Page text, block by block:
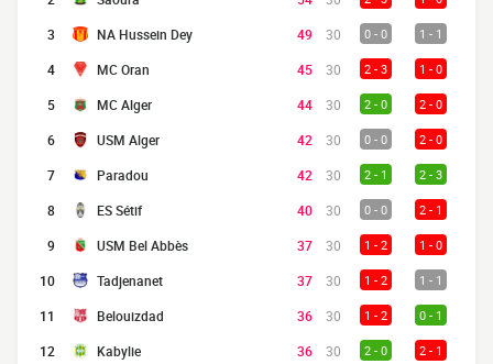
3 NA Hussein Dey 49 30 0 - 0 1 - 1
4 MC Oran 45 30 2 - 3 1 - 0
5 MC Alger 44 30 2 - 0 2 - 0
6 USM Alger 42 30 0 - 0 2 - 0
7 Paradou 42 30 2 - 1 2 - 3
8 ES Sétif 40 30 0 - 0 2 - 1
9 USM Bel Abbès 37 30 1 - 2 1 - 0
10 Tadjenanet 37 30 1 - 2 1 - 1
11 Belouizdad 36 30 1 - 2 0 - 1
12 Kabylie 36 30 2 - 0 2 - 1